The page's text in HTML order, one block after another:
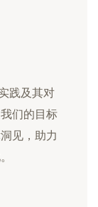
践及其对
们的目标
见，助力